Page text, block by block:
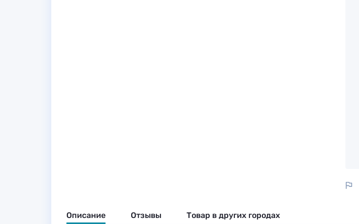
Описание Отзывы Товар в других городах